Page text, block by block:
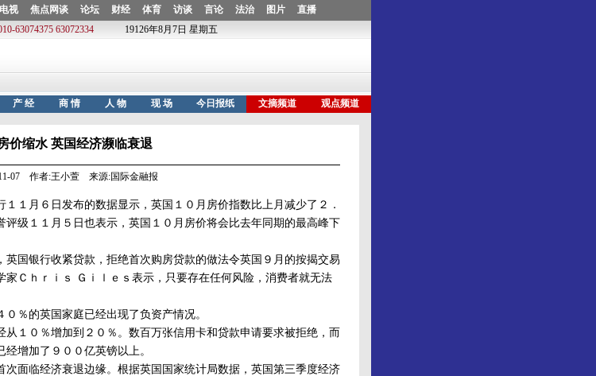
价缩水 英国经济濒临衰退
07 作者:王小萱 来源:国际金融报
月６日发布的数据显示，英国１０月房价指数比上月减少了２．
评级１１月５日也表示，英国１０月房价将会比去年同期的最高峰下
国银行收紧贷款，拒绝首次购房贷款的做法令英国９月的按揭交易
Ｃｈｒｉｓ Ｇｉｌｅｓ表示，只要存在任何风险，消费者就无法
％的英国家庭已经出现了负资产情况。
０％增加到２０％。数百万张信用卡和贷款申请要求被拒绝，而
增加了９００亿英镑以上。
面临经济衰退边缘。根据英国国家统计局数据，英国第三季度经济